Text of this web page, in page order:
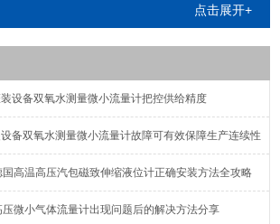
点击展开+
设备双氧水测量微小流量计把控供给精度
备双氧水测量微小流量计故障可有效保障生产连续性
高温高压汽包磁致伸缩液位计正确安装方法全攻略
微小气体流量计出现问题后的解决方法分享